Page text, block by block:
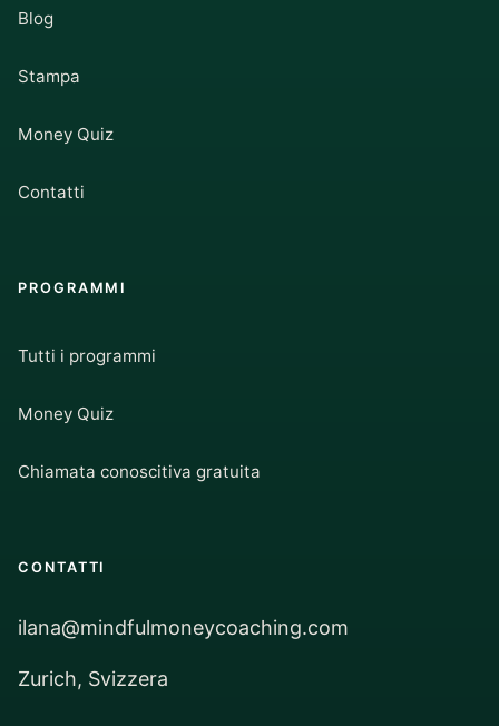
Blog
Stampa
Money Quiz
Contatti
PROGRAMMI
Tutti i programmi
Money Quiz
Chiamata conoscitiva gratuita
CONTATTI
ilana@mindfulmoneycoaching.com
Zurich, Svizzera